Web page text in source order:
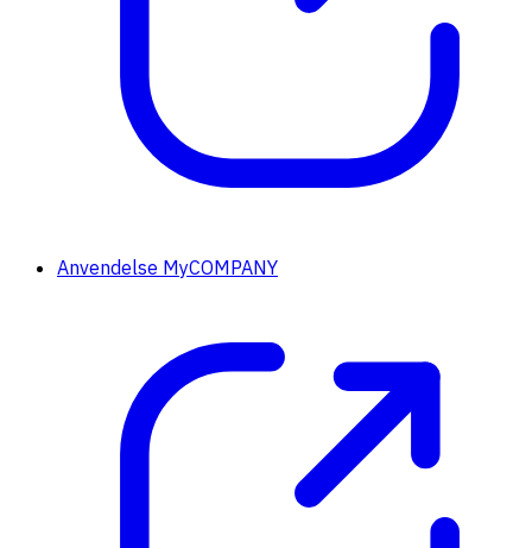
Anvendelse MyCOMPANY